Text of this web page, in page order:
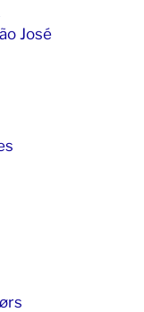
José